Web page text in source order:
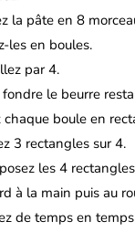
la pâte en 8
les en boules.
par 4.
fondre le beurre
chaque boule en
3 rectangles sur 4.
les 4
à la main puis au
de temps en